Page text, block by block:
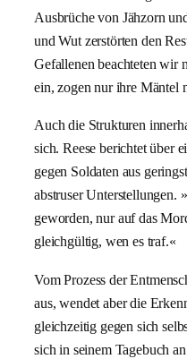
Ausbrüche von Jähzorn
und Wut zerstörten den
Gefallenen beachteten wir
ein, zogen nur ihre Mäntel
Auch die Strukturen
sich. Reese berichtet über
gegen Soldaten aus
abstruser Unterstellungen.
geworden, nur auf das
gleichgültig, wen es traf.«
Vom Prozess der
aus, wendet aber die
gleichzeitig gegen sich
sich in seinem Tagebuch